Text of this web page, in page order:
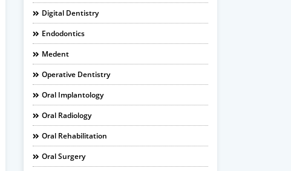
Digital Dentistry
Endodontics
Medent
Operative Dentistry
Oral Implantology
Oral Radiology
Oral Rehabilitation
Oral Surgery